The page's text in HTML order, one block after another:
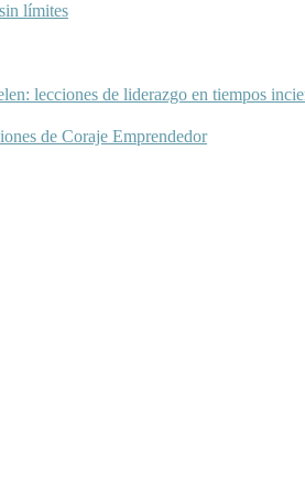
límites
lecciones de liderazgo en tiempos
de Coraje Emprendedor